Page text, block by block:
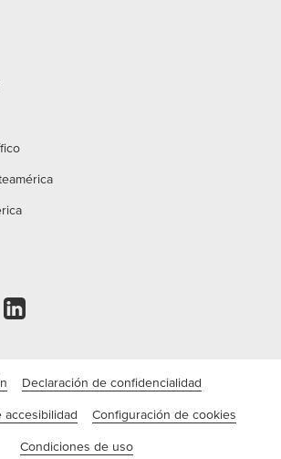
Declaración de confidencialidad
accesibilidad Configuración de cookies
Condiciones de uso